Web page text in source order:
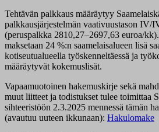
Tehtävän palkkaus määräytyy
palkkausjärjestelmän vaativuustason IV/
(peruspalkka 2810,27–2697,63 euroa/
maksetaan 24 %:n saamelaisalueen lisä
kotiseutualueella työskenneltäessä ja
määräytyvät kokemuslisät.
Vapaamuotoinen hakemuskirje sekä
muut liitteet ja todistukset tulee toimittaa
sihteeristöön 2.3.2025 mennessä tämän
(avautuu uuteen ikkunaan): Hakulomake